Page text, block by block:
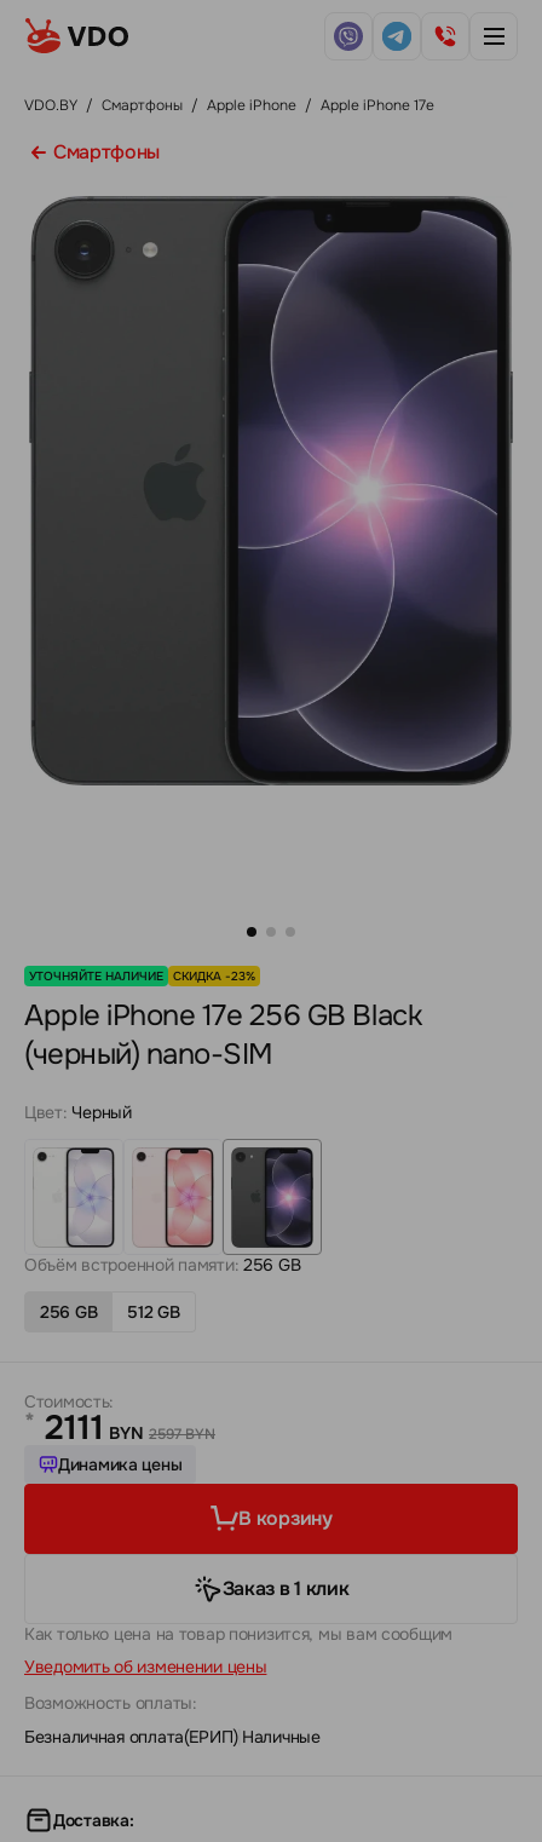
VDO.BY / Смартфоны / Apple iPhone / Apple iPhone 17e
Смартфоны
УТОЧНЯЙТЕ НАЛИЧИЕ СКИДКА -23%
Apple iPhone 17e 256 GB Black
(черный) nano-SIM
Цвет: Черный
Объём встроенной памяти: 256 GB
256 GB 512 GB
Стоимость:
* 2111 BYN 2597 BYN
Динамика цены
В корзину
Заказ в 1 клик
Как только цена на товар понизится, мы вам сообщим
Уведомить об изменении цены
Возможность оплаты:
Безналичная оплата(ЕРИП)| Наличные
Доставка: